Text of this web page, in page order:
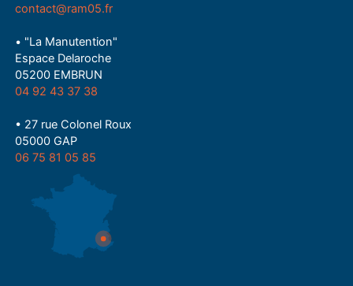
contact@ram05.fr
• "La Manutention"
Espace Delaroche
05200 EMBRUN
04 92 43 37 38
• 27 rue Colonel Roux
05000 GAP
06 75 81 05 85